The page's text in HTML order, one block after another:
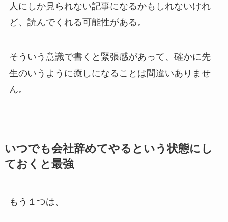
人にしか見られない記事になるかもしれないけれ
ど、読んでくれる可能性がある。
そういう意識で書くと緊張感があって、確かに先
生のいうように癒しになることは間違いありませ
ん。
いつでも会社辞めてやるという状態にし
ておくと最強
もう１つは、